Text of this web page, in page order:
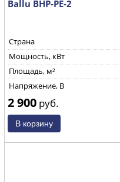
Ballu BHP-PE-2
Страна
Мощность, кВт
Площадь, м²
Напряжение, В
2 900 руб.